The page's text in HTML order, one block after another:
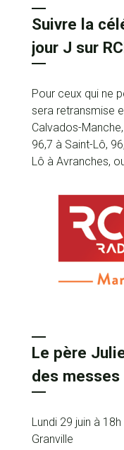
Suivre la
jour J sur
Pour ceux qui ne
sera retransmise
Calvados-
96,7 à Saint-Lô,
Lô à Avranches,
Le père
des messes
Lundi 29 juin à
Granville